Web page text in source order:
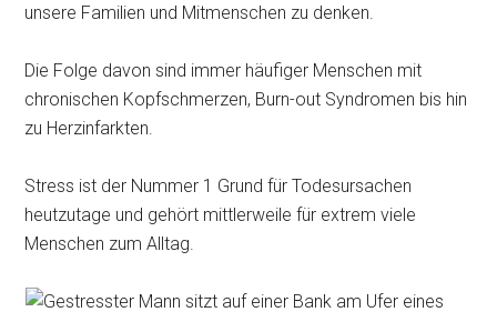
unsere Familien und Mitmenschen zu denken.
Die Folge davon sind immer häufiger Menschen mit
chronischen Kopfschmerzen, Burn-out Syndromen bis hin
zu Herzinfarkten.
Stress ist der Nummer 1 Grund für Todesursachen
heutzutage und gehört mittlerweile für extrem viele
Menschen zum Alltag.